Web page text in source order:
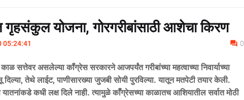
गृहसंकुल योजना, गोरगरीबांसाठी आशेचा किरण
05:24:41 0
काळ सत्तेवर असलेल्या कॉंग्रेस सरकारने आजपर्यंत गरीबांच्या महत्वाच्या निवार्याच्या
तेथे लाईट, पाणीसारख्या जुजबी सोयी पुरविल्या. यातून मतपेटी तयार केली.
यातनांकडे कधी लक्ष दिले नाही. त्यामुळे काँँग्रेसच्या काळातच आशियातील सर्वात मोठी